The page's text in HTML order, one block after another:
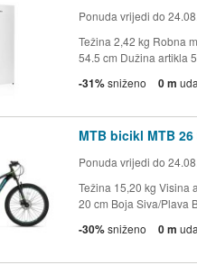
Ponuda vrijedi do
Težina 2,42 kg Robna
54.5 cm Dužina artikla
-31%sniženo 0 m
MTB bicikl MTB 26
Ponuda vrijedi do
Težina 15,20 kg Visina
20 cm Boja Siva/Plava
-30%sniženo 0 m